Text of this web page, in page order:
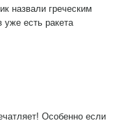
назвали греческим
уже есть ракета
Особенно если